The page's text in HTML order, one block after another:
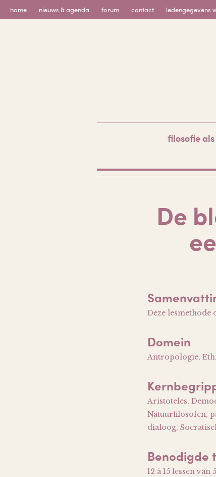
Skip
to
home nieuws & agenda forum contact ledengegevens
filosofie
De
Deze lesmethode
Domein
Antropologie,
Aristoteles,
Natuurfilosofen,
dialoog,
Benodigde
12 à 15 lessen